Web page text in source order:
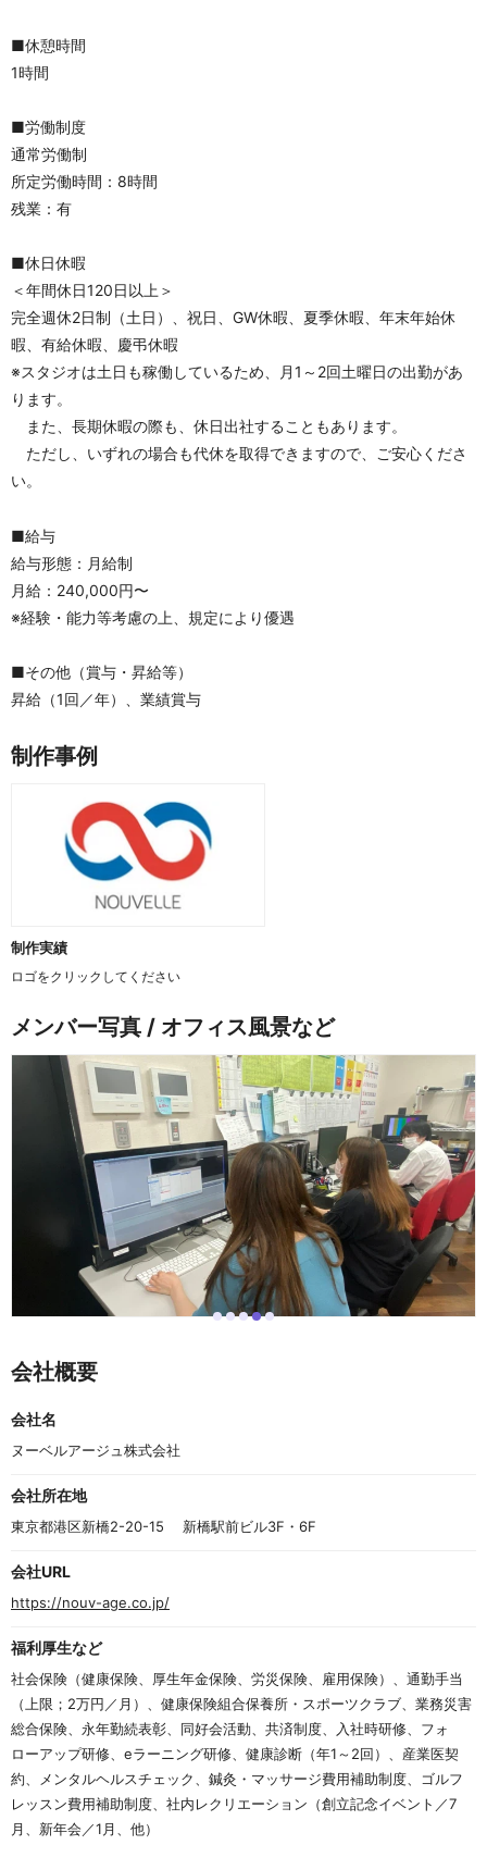
■休憩時間
1時間
■労働制度
通常労働制
所定労働時間：8時間
残業：有
■休日休暇
＜年間休日120日以上＞
完全週休2日制（土日）、祝日、GW休暇、夏季休暇、年末年始休
暇、有給休暇、慶弔休暇
※スタジオは土日も稼働しているため、月1～2回土曜日の出勤があ
ります。
また、長期休暇の際も、休日出社することもあります。
ただし、いずれの場合も代休を取得できますので、ご安心くださ
い。
■給与
給与形態：月給制
月給：240,000円〜
※経験・能力等考慮の上、規定により優遇
■その他（賞与・昇給等）
昇給（1回／年）、業績賞与
制作事例
制作実績
ロゴをクリックしてください
メンバー写真 / オフィス風景など
i i i i i
e
m
o
f
会社概要
会社名
ヌーベルアージュ株式会社
会社所在地
東京都港区新橋2-20-15 　新橋駅前ビル3F・6F
会社URL
https://nouv-age.co.jp/
福利厚生など
社会保険（健康保険、厚生年金保険、労災保険、雇用保険）、通勤手当
（上限；2万円／月）、健康保険組合保養所・スポーツクラブ、業務災害
総合保険、永年勤続表彰、同好会活動、共済制度、入社時研修、フォ
ローアップ研修、eラーニング研修、健康診断（年1～2回）、産業医契
約、メンタルヘルスチェック、鍼灸・マッサージ費用補助制度、ゴルフ
レッスン費用補助制度、社内レクリエーション（創立記念イベント／7
月、新年会／1月、他）